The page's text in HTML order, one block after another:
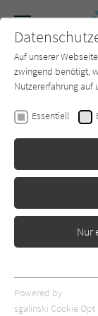
SUCHE
Michael Sauga
Erschienen:
Auf unserer
zwingend benötigt,
Nutzererfahrung auf
Essentiell
Nur
Essentielle
Webseite
Powered by
sgalinski Cookie Opt